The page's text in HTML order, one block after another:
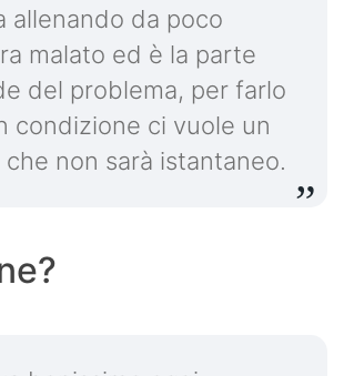
allenando da poco
malato ed è la parte
del problema, per farlo
condizione ci vuole un
non sarà istantaneo.